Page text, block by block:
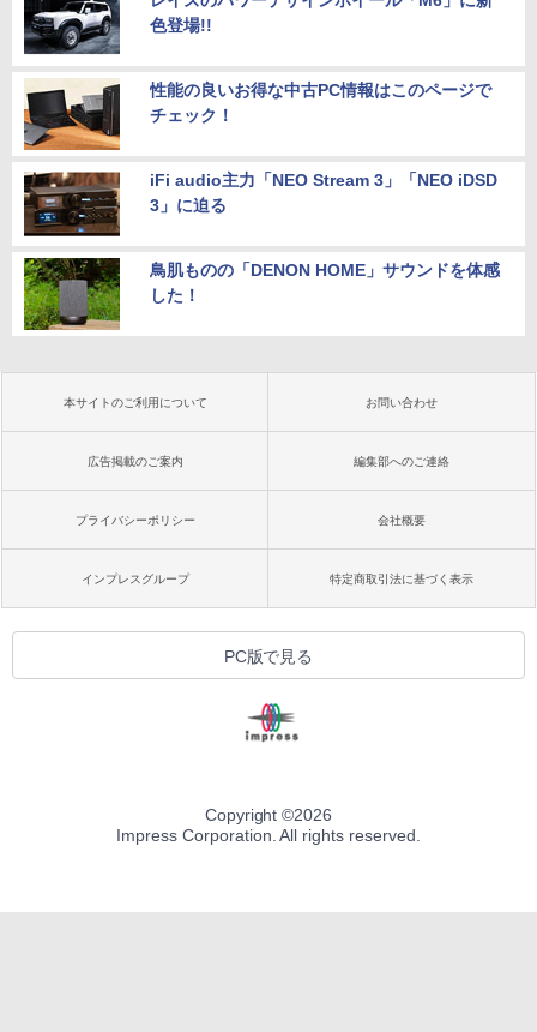
色登場!!
性能の良いお得な中古PC情報はこのページで
チェック！
iFi audio主力「NEO Stream 3」「NEO iDSD
3」に迫る
鳥肌ものの「DENON HOME」サウンドを体感
した！
本サイトのご利用について お問い合わせ
広告掲載のご案内 編集部へのご連絡
プライバシーポリシー 会社概要
インプレスグループ 特定商取引法に基づく表示
PC版で見る
Copyright ©2026
Impress Corporation. All rights reserved.